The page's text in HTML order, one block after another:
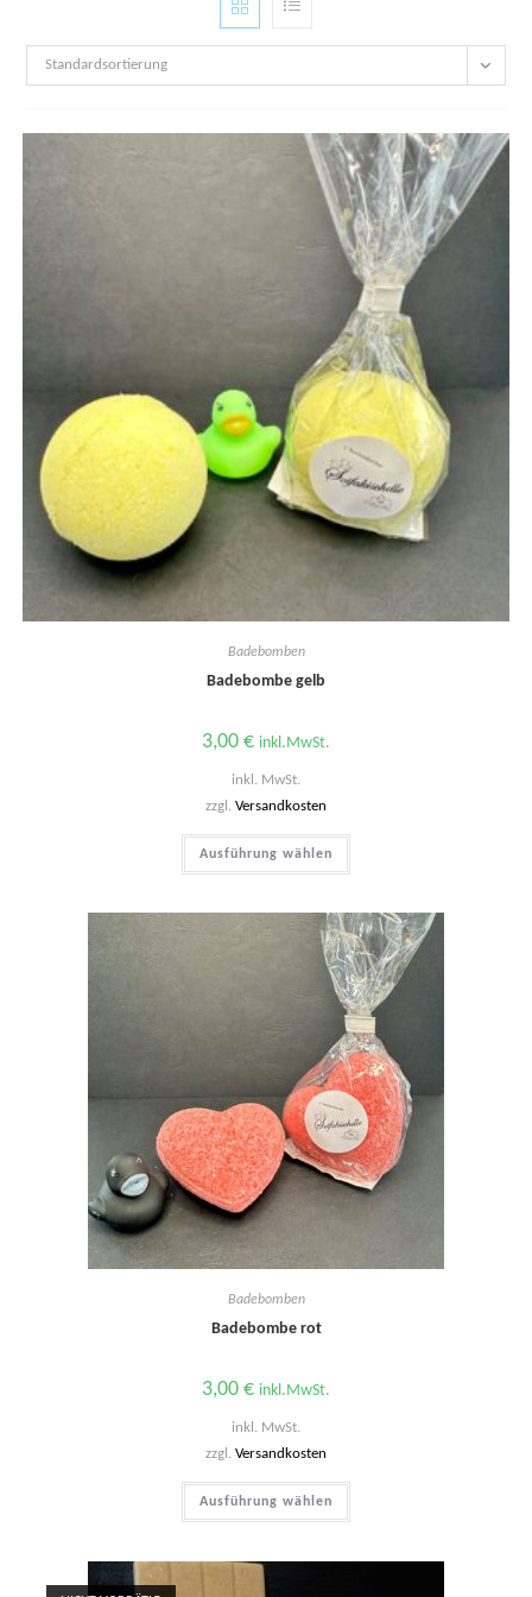
Standardsortierung
Badebomben
Badebombe gelb
3,00 € inkl.MwSt.
inkl. MwSt.
zzgl. Versandkosten
Ausführung wählen
Dieses
weist
auf.
Die
Optionen
können
auf
der
Produktseite
gewählt
werden
Badebomben
Badebombe rot
3,00 € inkl.MwSt.
inkl. MwSt.
zzgl. Versandkosten
Ausführung wählen
weist